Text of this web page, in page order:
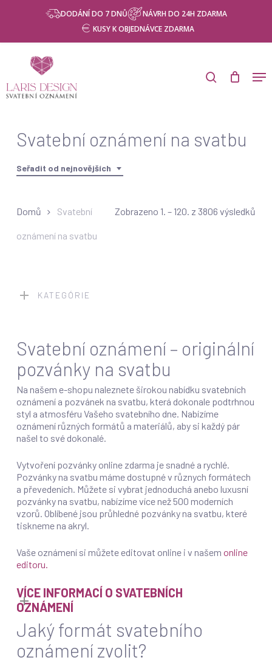
contentProducts
search
DODÁNÍ DO 7 DNŮ
NÁVRH DO 24H ZDARMA
KUSY K OBJEDNÁVCE ZDARMA
search
Svatební oznámení na svatbu
Seřadit od nejnovějších
Zobrazeno 1. – 120. z 3806 výsledků
Domů Svatební
oznámení na svatbu
KATEGÓRIE
Svatební oznámení – originální
pozvánky na svatbu
Na našem e-shopu naleznete širokou nabídku svatebních
oznámení a pozvánek na svatbu, která dokonale podtrhnou
styl a atmosféru Vašeho svatebního dne. Nabízíme
oznámení různých formátů a materiálů, aby si každý pár
našel to své dokonalé.
Vytvoření pozvánky online zdarma je snadné a rychlé.
Pozvánky na svatbu máme dostupné v různych formátech
a převedeních. Můžete si vybrat jednoduchá anebo luxusní
pozvánky na svatbu, nabízíme více než 500 moderních
vzorů. Oblíbené jsou průhledné pozvánky na svatbu, které
tiskneme na akryl.
Vaše oznámení si můžete editovat online i v našem online
editoru.
VÍCE INFORMACÍ O SVATEBNÍCH
OZNÁMENÍ
Jaký formát svatebního
oznámení zvolit?